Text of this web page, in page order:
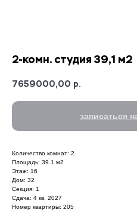
2-комн. студия 39,1 м2
7659000,00 р.
записаться
Количество комнат: 2
Площадь: 39.1 м2
Этаж: 16
Дом: 32
Секция: 1
Сдача: 4 кв. 2027
Номер квартиры: 205